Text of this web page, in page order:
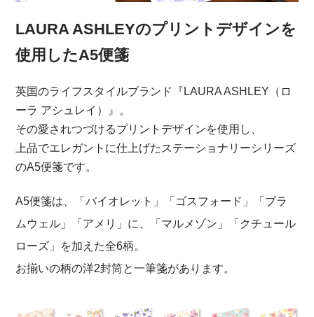
シリーズから探す
卸売業・小売業のお客様
マルアイについて
企業情報
LAURA ASHLEYのプリントデザインを
使用したA5便箋
英国のライフスタイルブランド『LAURA ASHLEY（ロ
ーラ アシュレイ）』。
その愛されつづけるプリントデザインを使用し、
上品でエレガントに仕上げたステーショナリーシリーズ
のA5便箋です。
A5便箋は、「バイオレット」「ゴスフォード」「ブラ
ムウェル」「アメリ」に、「マルメゾン」「クチュール
ローズ」を加えた全6柄。
お揃いの柄の洋2封筒と一筆箋があります。